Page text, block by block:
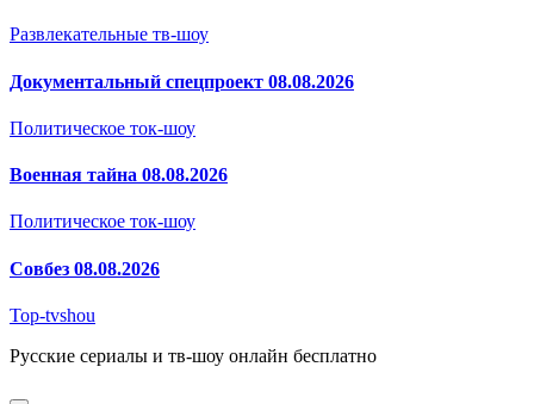
Развлекательные тв-шоу
Документальный спецпроект 08.08.2026
Политическое ток-шоу
Военная тайна 08.08.2026
Политическое ток-шоу
Совбез 08.08.2026
Top-tvshou
Русские сериалы и тв-шоу онлайн бесплатно